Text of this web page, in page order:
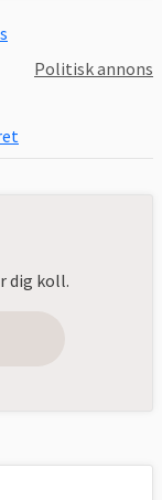
Politisk annons
dig koll.